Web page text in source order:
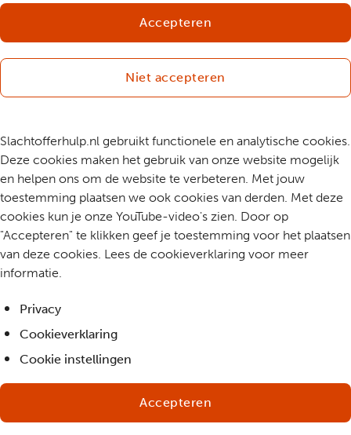
Accepteren
Niet accepteren
Slachtofferhulp.nl gebruikt functionele en analytische cookies.
Deze cookies maken het gebruik van onze website mogelijk
en helpen ons om de website te verbeteren. Met jouw
toestemming plaatsen we ook cookies van derden. Met deze
cookies kun je onze YouTube-video's zien. Door op
"Accepteren" te klikken geef je toestemming voor het plaatsen
van deze cookies. Lees de cookieverklaring voor meer
informatie.
Privacy
Cookieverklaring
Cookie instellingen
Accepteren